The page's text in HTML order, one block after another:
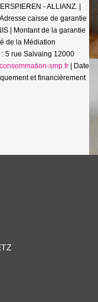
- ALLIANZ. |
caisse de garantie
| Montant de la garantie
de la Médiation
5 rue Salvaing 12000
smp.fr | Date
et financièrement